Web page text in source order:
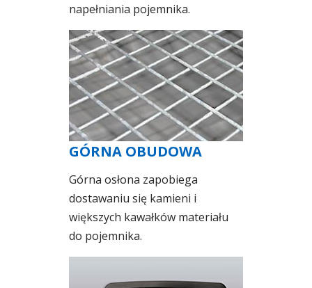
napełniania pojemnika.
GÓRNA OBUDOWA
Górna osłona zapobiega
dostawaniu się kamieni i
większych kawałków materiału
do pojemnika.